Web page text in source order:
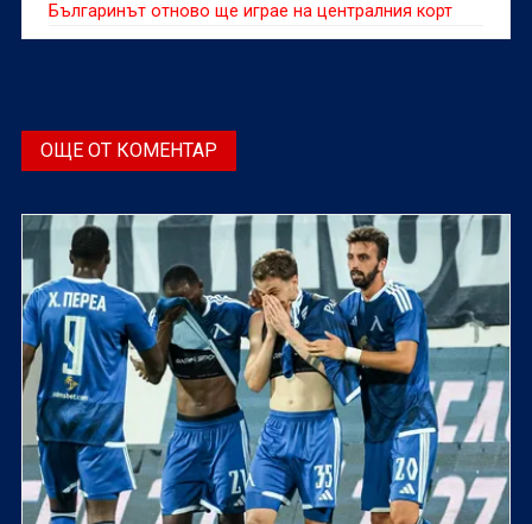
Българинът отново ще играе на централния корт
ОЩЕ ОТ КОМЕНТАР